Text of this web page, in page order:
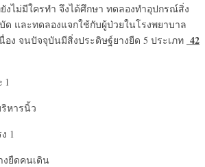
ไม่มีใครทำ จึงได้ศึกษา ทดลองทำอุปกรณ์สิ่ง
และทดลองแจกใช้กับผู้ป่วยในโรงพยาบาล
ง จนปัจจุบันมีสิ่งประดิษฐ์ยางยืด 5 ประเภท 42
1
หารนิ้ว
1
งยืดคนเดิน